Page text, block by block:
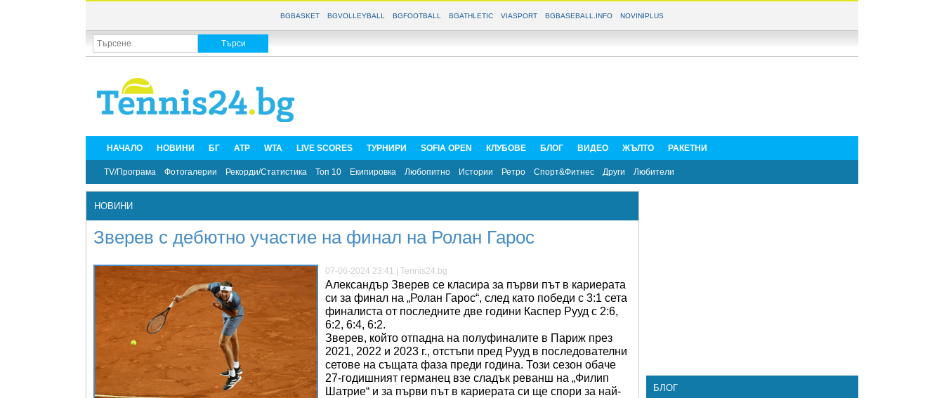
BGBASKET BGVOLLEYBALL BGFOOTBALL BGATHLETIC VIASPORT BGBASEBALL.INFO NOVINIPLUS
НАЧАЛО НОВИНИ БГ ATP WTA LIVE SCORES ТУРНИРИ SOFIA OPEN КЛУБОВЕ БЛОГ ВИДЕО ЖЪЛТО РАКЕТНИ
TV/Програма Фотогалерии Рекорди/Статистика Топ 10 Екипировка Любопитно Истории Ретро Спорт&Фитнес Други Любители
НОВИНИ
Зверев с дебютно участие на финал на Ролан Гарос
07-06-2024 23:41 | Tennis24.bg
Александър Зверев се класира за първи път в кариерата
си за финал на „Ролан Гарос“, след като победи с 3:1 сета
финалиста от последните две години Каспер Рууд с 2:6,
6:2, 6:4, 6:2.
Зверев, който отпадна на полуфиналите в Париж през
2021, 2022 и 2023 г., отстъпи пред Рууд в последователни
сетове на същата фаза преди година. Този сезон обаче
27-годишният германец взе сладък реванш на „Филип
Шатрие“ и за първи път в кариерата си ще спори за най-
БЛОГ